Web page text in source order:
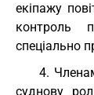
екіпажу
контроль
спеціально
4.
суднову